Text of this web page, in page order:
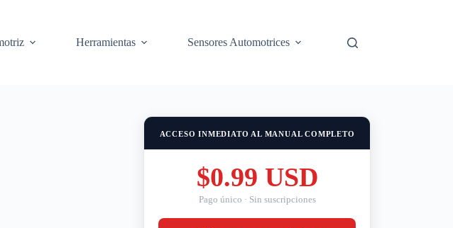
Herramientas Sensores Automotrices
ACCESO INMEDIATO AL MANUAL COMPLETO
$0.99 USD
Pago único · Sin suscripciones